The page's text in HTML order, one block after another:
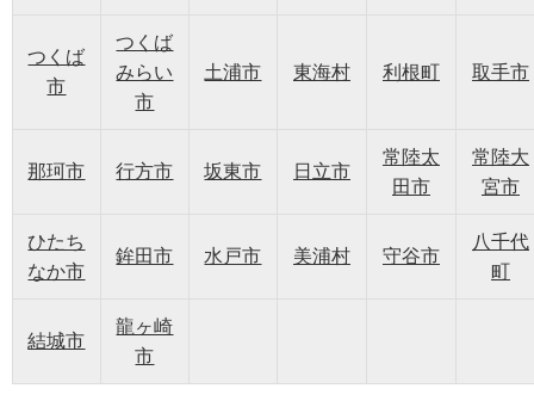
つくば
市
つくば
みらい
市
土浦市 東海村 利根町 取手市
那珂市 行方市 坂東市 日立市
常陸太
田市
常陸大
宮市
ひたち
なか市
鉾田市 水戸市 美浦村 守谷市
八千代
町
結城市
龍ヶ崎
市